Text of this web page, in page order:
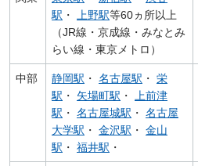
駅 ・ 上野駅等60ヵ所以上
（JR線・京成線・みなとみ
らい線・東京メトロ）
中部 静岡駅 ・ 名古屋駅 ・ 栄
駅 ・ 矢場町駅 ・ 上前津
駅 ・ 名古屋城駅 ・ 名古屋
大学駅 ・ 金沢駅 ・ 金山
駅 ・ 福井駅 ・